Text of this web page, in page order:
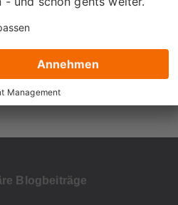
mehrsprachigen
Blogbeiträge